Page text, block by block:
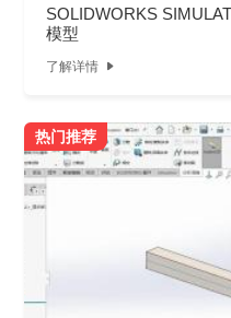
SOLIDWORKS
模型
了解详情 
热门推荐